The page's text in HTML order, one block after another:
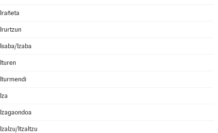
Irañeta
Irurtzun
Isaba/Izaba
Ituren
Iturmendi
Iza
Izagaondoa
Izalzu/Itzaltzu